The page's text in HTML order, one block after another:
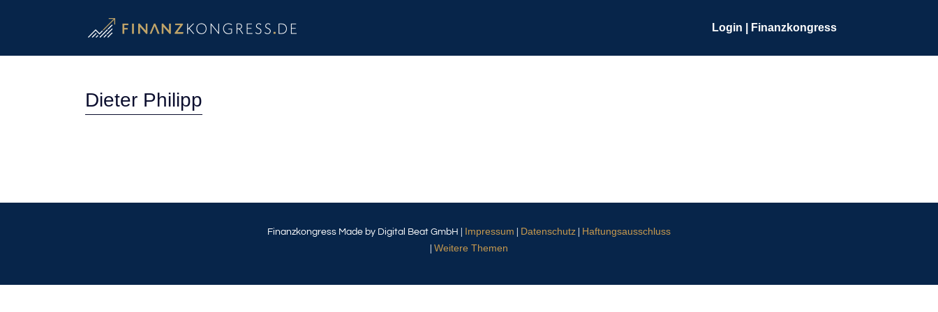
Login | Finanzkongress
Dieter Philipp
Finanzkongress Made by Digital Beat GmbH | Impressum Datenschutz Haftungsausschluss
Weitere Themen